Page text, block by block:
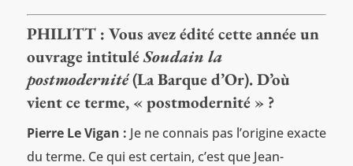
PHILITT : Vous avez édité cette année un
ouvrage intituléSoudain la
postmodernité(La Barque d’Or). D’où
vient ce terme, « postmodernité » ?
Pierre Le Vigan : Je ne connais pas l’origine exacte
du terme. Ce qui est certain, c’est que Jean-